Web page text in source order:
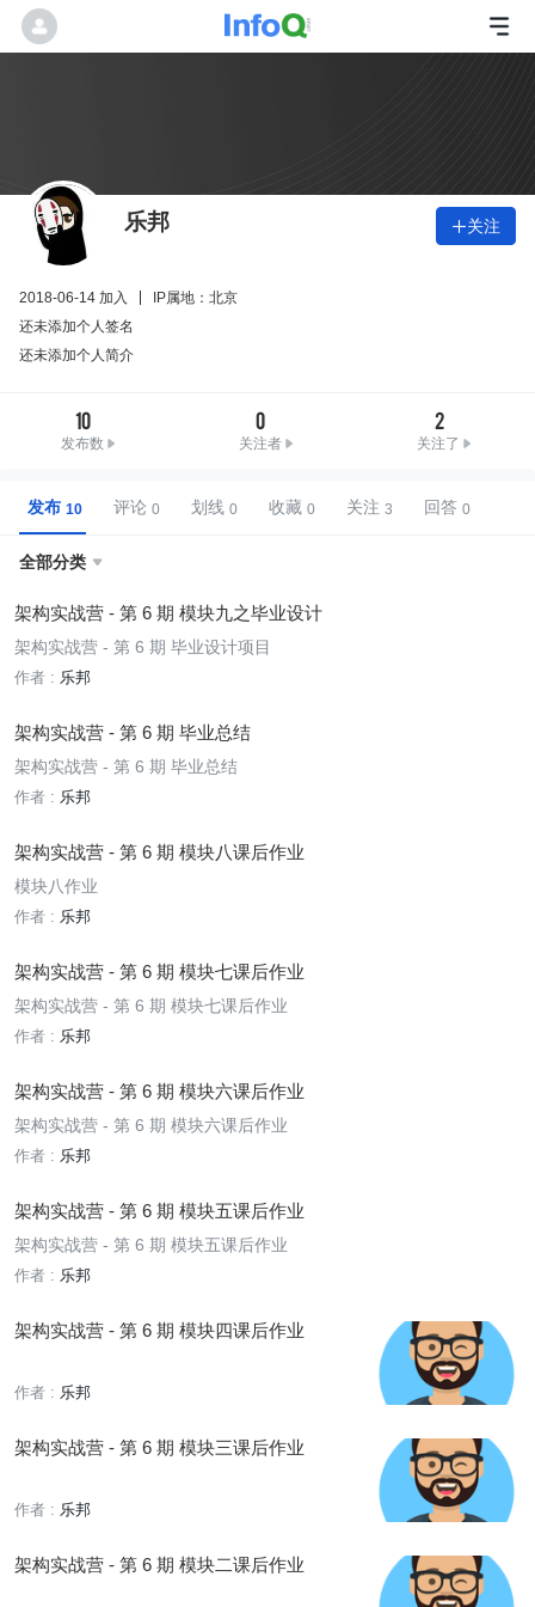
乐邦 关注
2018-06-14 加入
IP属地：北京
还未添加个人签名
还未添加个人简介
10
发布数
0
关注者
2
关注了
发布 评论 划线 收藏 关注 回答
全部分类 
架构实战营 - 第 6 期 模块九之毕业设计
架构实战营 - 第 6 期 毕业设计项目
作者 : 乐邦
架构实战营 - 第 6 期 毕业总结
架构实战营 - 第 6 期 毕业总结
作者 : 乐邦
架构实战营 - 第 6 期 模块八课后作业
模块八作业
作者 : 乐邦
架构实战营 - 第 6 期 模块七课后作业
架构实战营 - 第 6 期 模块七课后作业
作者 : 乐邦
架构实战营 - 第 6 期 模块六课后作业
架构实战营 - 第 6 期 模块六课后作业
作者 : 乐邦
架构实战营 - 第 6 期 模块五课后作业
架构实战营 - 第 6 期 模块五课后作业
作者 : 乐邦
架构实战营 - 第 6 期 模块四课后作业
作者 : 乐邦
架构实战营 - 第 6 期 模块三课后作业
作者 : 乐邦
架构实战营 - 第 6 期 模块二课后作业